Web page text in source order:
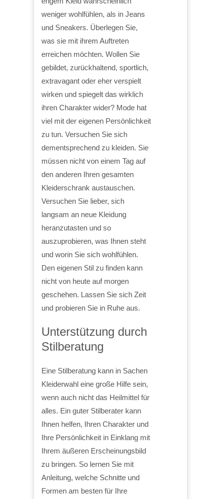
weniger wohlfühlen, als in Jeans
und Sneakers. Überlegen Sie,
was sie mit ihrem Auftreten
erreichen möchten. Wollen Sie
gebildet, zurückhaltend, sportlich,
extravagant oder eher verspielt
wirken und spiegelt das wirklich
ihren Charakter wider? Mode hat
viel mit der eigenen Persönlichkeit
zu tun. Versuchen Sie sich
dementsprechend zu kleiden. Sie
müssen nicht von einem Tag auf
den anderen Ihren gesamten
Kleiderschrank austauschen.
Versuchen Sie lieber, sich
langsam an neue Kleidung
heranzutasten und so
auszuprobieren, was Ihnen steht
und worin Sie sich wohlfühlen.
Den eigenen Stil zu finden kann
nicht von heute auf morgen
geschehen. Lassen Sie sich Zeit
und probieren Sie in Ruhe aus.
Unterstützung durch
Stilberatung
Eine Stilberatung kann in Sachen
Kleiderwahl eine große Hilfe sein,
wenn auch nicht das Heilmittel für
alles. Ein guter Stilberater kann
Ihnen helfen, Ihren Charakter und
Ihre Persönlichkeit in Einklang mit
Ihrem äußeren Erscheinungsbild
zu bringen. So lernen Sie mit
Anleitung, welche Schnitte und
Formen am besten für Ihre